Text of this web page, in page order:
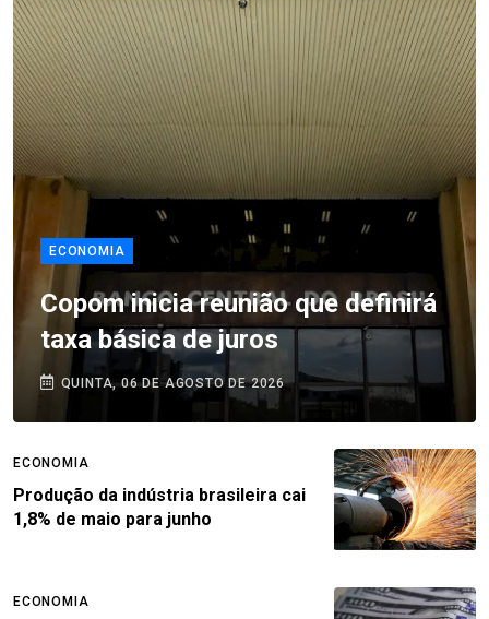
ECONOMIA
Copom inicia reunião que definirá
taxa básica de juros
QUINTA, 06 DE AGOSTO DE 2026
ECONOMIA
Produção da indústria brasileira cai
1,8% de maio para junho
ECONOMIA